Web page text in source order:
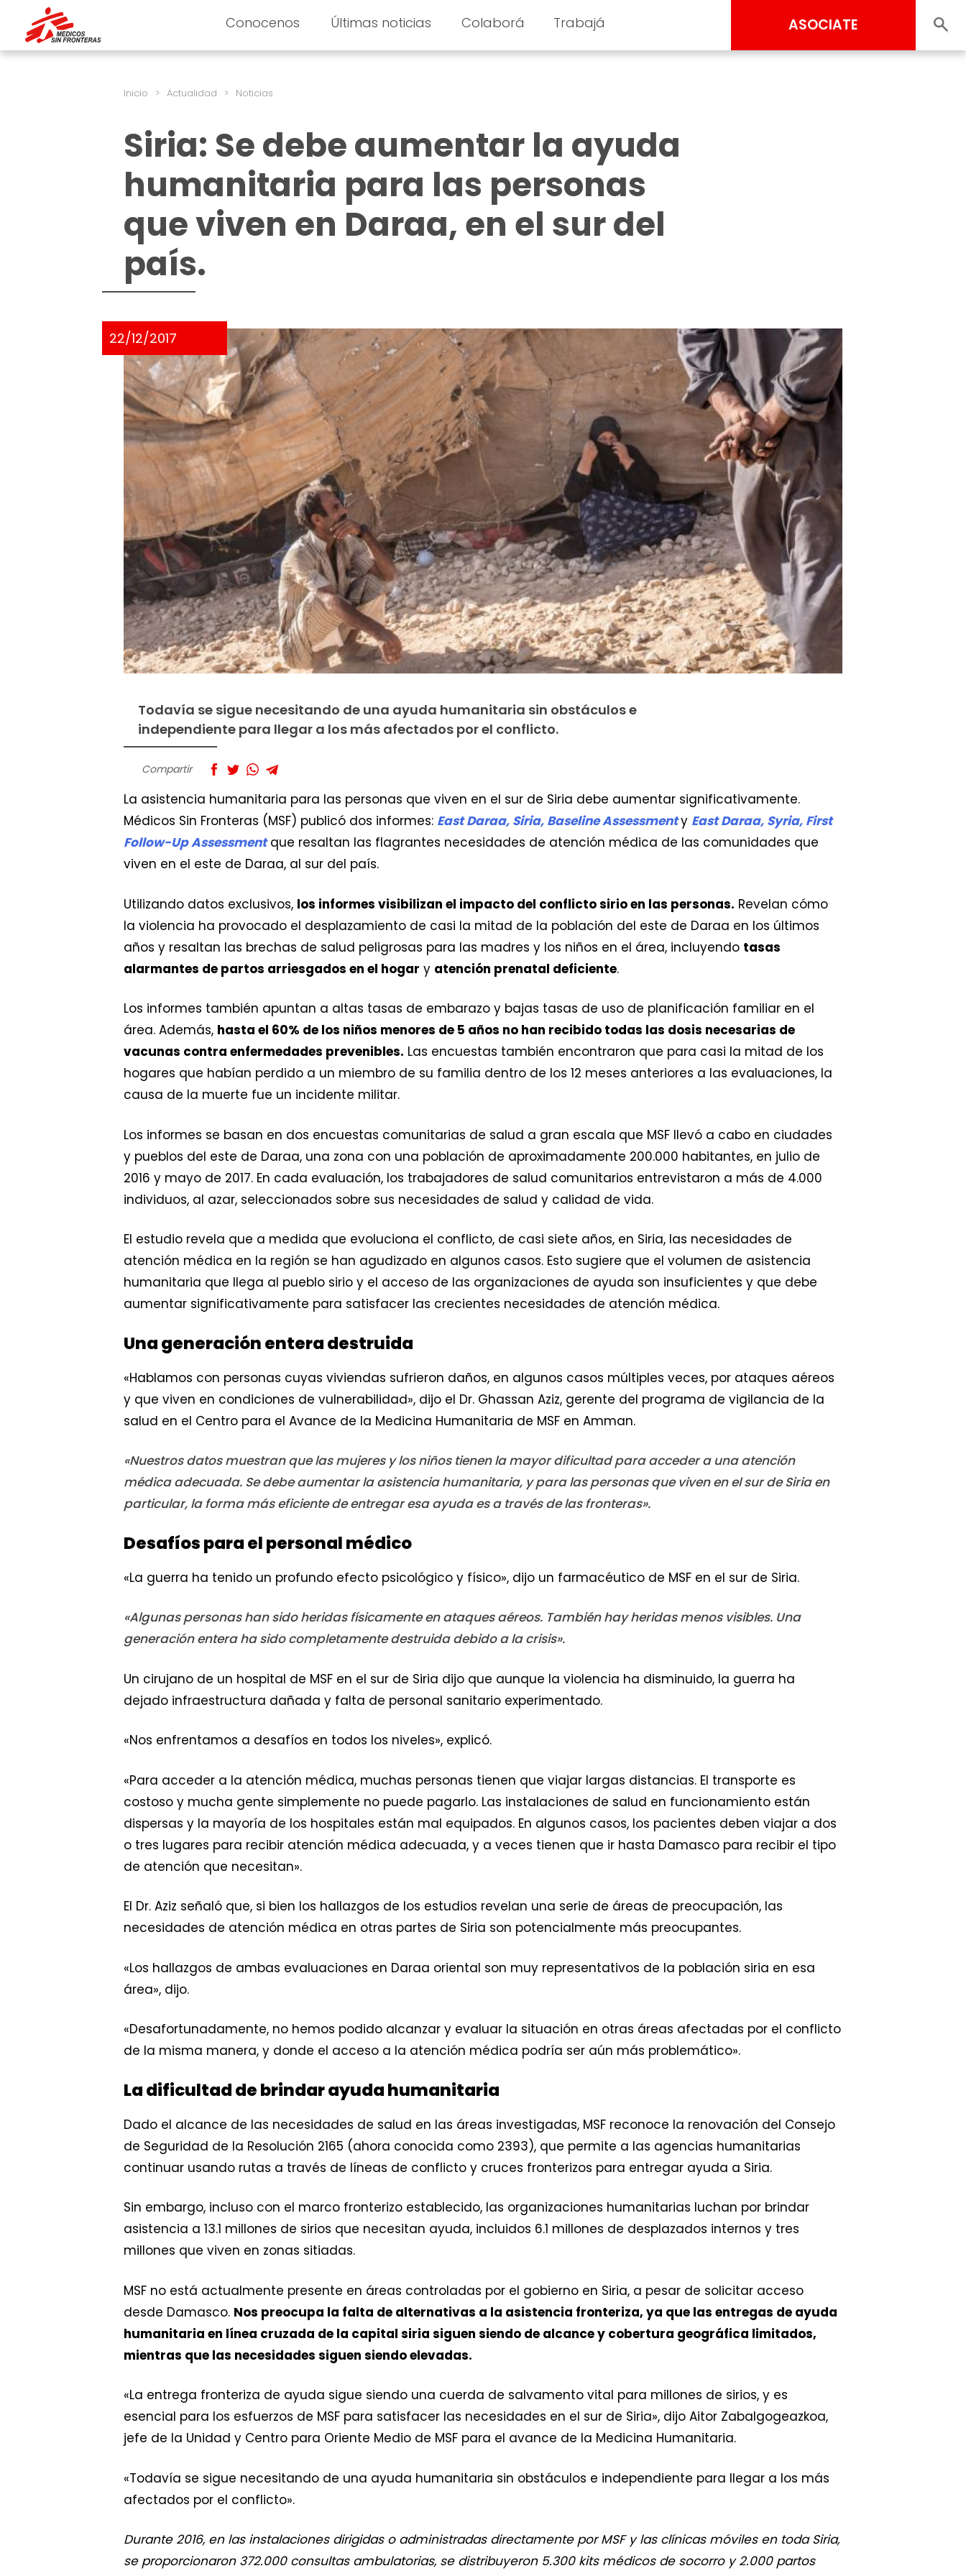
Conocenos Últimas noticias Colaborá Trabajá ASOCIATE
Inicio > Actualidad > Noticias
Siria: Se debe aumentar la ayuda
humanitaria para las personas
que viven en Daraa, en el sur del
país.
22/12/2017
Todavía se sigue necesitando de una ayuda humanitaria sin obstáculos e
independiente para llegar a los más afectados por el conflicto.
Compartir
La asistencia humanitaria para las personas que viven en el sur de Siria debe aumentar significativamente.
Médicos Sin Fronteras (MSF) publicó dos informes: East Daraa, Siria, Baseline Assessmenty East Daraa, Syria, First
Follow-Up Assessmentque resaltan las flagrantes necesidades de atención médica de las comunidades que
viven en el este de Daraa, al sur del país.
Utilizando datos exclusivos, los informes visibilizan el impacto del conflicto sirio en las personas. Revelan cómo
la violencia ha provocado el desplazamiento de casi la mitad de la población del este de Daraa en los últimos
años y resaltan las brechas de salud peligrosas para las madres y los niños en el área, incluyendo tasas
alarmantes de partos arriesgados en el hogar y atención prenatal deficiente.
Los informes también apuntan a altas tasas de embarazo y bajas tasas de uso de planificación familiar en el
área. Además, hasta el 60% de los niños menores de 5 años no han recibido todas las dosis necesarias de
vacunas contra enfermedades prevenibles. Las encuestas también encontraron que para casi la mitad de los
hogares que habían perdido a un miembro de su familia dentro de los 12 meses anteriores a las evaluaciones, la
causa de la muerte fue un incidente militar.
Los informes se basan en dos encuestas comunitarias de salud a gran escala que MSF llevó a cabo en ciudades
y pueblos del este de Daraa, una zona con una población de aproximadamente 200.000 habitantes, en julio de
2016 y mayo de 2017. En cada evaluación, los trabajadores de salud comunitarios entrevistaron a más de 4.000
individuos, al azar, seleccionados sobre sus necesidades de salud y calidad de vida.
El estudio revela que a medida que evoluciona el conflicto, de casi siete años, en Siria, las necesidades de
atención médica en la región se han agudizado en algunos casos. Esto sugiere que el volumen de asistencia
humanitaria que llega al pueblo sirio y el acceso de las organizaciones de ayuda son insuficientes y que debe
aumentar significativamente para satisfacer las crecientes necesidades de atención médica.
Una generación entera destruida
«Hablamos con personas cuyas viviendas sufrieron daños, en algunos casos múltiples veces, por ataques aéreos
y que viven en condiciones de vulnerabilidad», dijo el Dr. Ghassan Aziz, gerente del programa de vigilancia de la
salud en el Centro para el Avance de la Medicina Humanitaria de MSF en Amman.
«Nuestros datos muestran que las mujeres y los niños tienen la mayor dificultad para acceder a una atención
médica adecuada. Se debe aumentar la asistencia humanitaria, y para las personas que viven en el sur de Siria en
particular, la forma más eficiente de entregar esa ayuda es a través de las fronteras».
Desafíos para el personal médico
«La guerra ha tenido un profundo efecto psicológico y físico», dijo un farmacéutico de MSF en el sur de Siria.
«Algunas personas han sido heridas físicamente en ataques aéreos. También hay heridas menos visibles. Una
generación entera ha sido completamente destruida debido a la crisis».
Un cirujano de un hospital de MSF en el sur de Siria dijo que aunque la violencia ha disminuido, la guerra ha
dejado infraestructura dañada y falta de personal sanitario experimentado.
«Nos enfrentamos a desafíos en todos los niveles», explicó.
«Para acceder a la atención médica, muchas personas tienen que viajar largas distancias. El transporte es
costoso y mucha gente simplemente no puede pagarlo. Las instalaciones de salud en funcionamiento están
dispersas y la mayoría de los hospitales están mal equipados. En algunos casos, los pacientes deben viajar a dos
o tres lugares para recibir atención médica adecuada, y a veces tienen que ir hasta Damasco para recibir el tipo
de atención que necesitan».
El Dr. Aziz señaló que, si bien los hallazgos de los estudios revelan una serie de áreas de preocupación, las
necesidades de atención médica en otras partes de Siria son potencialmente más preocupantes.
«Los hallazgos de ambas evaluaciones en Daraa oriental son muy representativos de la población siria en esa
área», dijo.
«Desafortunadamente, no hemos podido alcanzar y evaluar la situación en otras áreas afectadas por el conflicto
de la misma manera, y donde el acceso a la atención médica podría ser aún más problemático».
La dificultad de brindar ayuda humanitaria
Dado el alcance de las necesidades de salud en las áreas investigadas, MSF reconoce la renovación del Consejo
de Seguridad de la Resolución 2165 (ahora conocida como 2393), que permite a las agencias humanitarias
continuar usando rutas a través de líneas de conflicto y cruces fronterizos para entregar ayuda a Siria.
Sin embargo, incluso con el marco fronterizo establecido, las organizaciones humanitarias luchan por brindar
asistencia a 13.1 millones de sirios que necesitan ayuda, incluidos 6.1 millones de desplazados internos y tres
millones que viven en zonas sitiadas.
MSF no está actualmente presente en áreas controladas por el gobierno en Siria, a pesar de solicitar acceso
desde Damasco. Nos preocupa la falta de alternativas a la asistencia fronteriza, ya que las entregas de ayuda
humanitaria en línea cruzada de la capital siria siguen siendo de alcance y cobertura geográfica limitados,
mientras que las necesidades siguen siendo elevadas.
«La entrega fronteriza de ayuda sigue siendo una cuerda de salvamento vital para millones de sirios, y es
esencial para los esfuerzos de MSF para satisfacer las necesidades en el sur de Siria», dijo Aitor Zabalgogeazkoa,
jefe de la Unidad y Centro para Oriente Medio de MSF para el avance de la Medicina Humanitaria.
«Todavía se sigue necesitando de una ayuda humanitaria sin obstáculos e independiente para llegar a los más
afectados por el conflicto».
Durante 2016, en las instalaciones dirigidas o administradas directamente por MSF y las clínicas móviles en toda Siria,
se proporcionaron 372.000 consultas ambulatorias, se distribuyeron 5.300 kits médicos de socorro y 2.000 partos